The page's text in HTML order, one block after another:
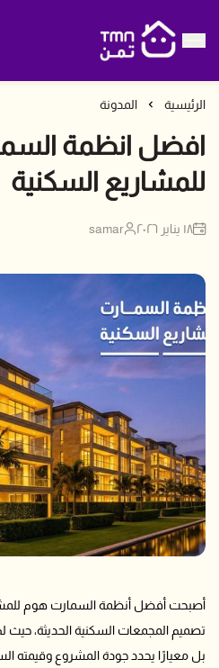
متجر تمن
الرئيسية المدونة
افضل انظمة
للمشاريع السكنية
١٨ يناير ٢٠٢٦ samar
أصبحت أفضل أنظمة السمارت هوم
تصميم المجمعات السكنية الحديثة، حيث
بل معيارًا يحدد جودة المشروع وقيمته